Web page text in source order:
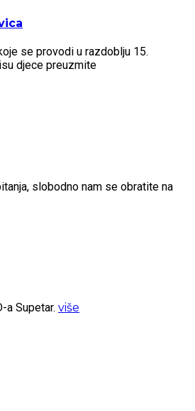
se provodi u razdoblju 15.
djece preuzmite
slobodno nam se obratite na
a Supetar. više